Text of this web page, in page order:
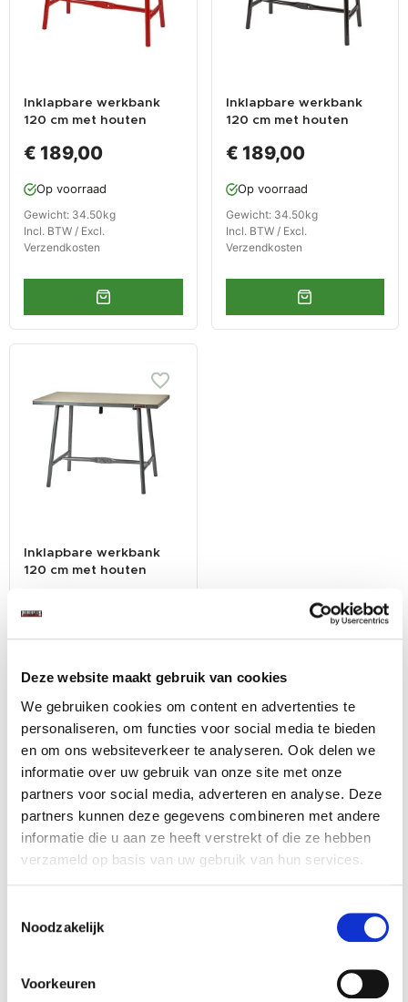
Deze website maakt gebruik van cookies
We gebruiken cookies om content en advertenties te
personaliseren, om functies voor social media te bieden
en om ons websiteverkeer te analyseren. Ook delen we
informatie over uw gebruik van onze site met onze
partners voor social media, adverteren en analyse. Deze
partners kunnen deze gegevens combineren met andere
informatie die u aan ze heeft verstrekt of die ze hebben
verzameld op basis van uw gebruik van hun services.
Noodzakelijk
Voorkeuren
Inklapbare werkbank
120 cm met houten
€ 189,00
Op voorraad
Gewicht: 34.50kg
Incl. BTW / Excl.
Verzendkosten
Inklapbare werkbank
120 cm met houten
€ 189,00
Op voorraad
Gewicht: 34.50kg
Incl. BTW / Excl.
Verzendkosten
Inklapbare werkbank
120 cm met houten
Op voorraad
Incl. BTW / Excl.
Terug naar boven
Een lichtgewicht inklapbare werkbankvan 15 kg. voor de reizende
100 x 50 cm. inklapbare werkbank van 22 kg. met multiplexblad.
Bent u klein behuisd dan is de 120 x 70 x 85 cm. inklapbare
misschien iets voor u, tegen een wand geplaatst en ingeklapt
neemt deze laatste maar 32 cm. ruimte in beslag.